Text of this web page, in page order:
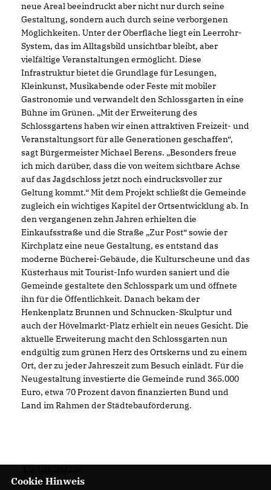
neue Areal beeindruckt aber nicht nur durch seine
Gestaltung, sondern auch durch seine verborgenen
Möglichkeiten. Unter der Oberfläche liegt ein Leerrohr-
System, das im Alltagsbild unsichtbar bleibt, aber
vielfältige Veranstaltungen ermöglicht. Diese
Infrastruktur bietet die Grundlage für Lesungen,
Kleinkunst, Musikabende oder Feste mit mobiler
Gastronomie und verwandelt den Schlossgarten in eine
Bühne im Grünen. „Mit der Erweiterung des
Schlossgartens haben wir einen attraktiven Freizeit- und
Veranstaltungsort für alle Generationen geschaffen“,
sagt Bürgermeister Michael Berens. „Besonders freue
ich mich darüber, dass die von weitem sichtbare Achse
auf das Jagdschloss jetzt noch eindrucksvoller zur
Geltung kommt.“ Mit dem Projekt schließt die Gemeinde
zugleich ein wichtiges Kapitel der Ortsentwicklung ab. In
den vergangenen zehn Jahren erhielten die
Einkaufsstraße und die Straße „Zur Post“ sowie der
Kirchplatz eine neue Gestaltung, es entstand das
moderne Bücherei-Gebäude, die Kulturscheune und das
Küsterhaus mit Tourist-Info wurden saniert und die
Gemeinde gestaltete den Schlosspark um und öffnete
ihn für die Öffentlichkeit. Danach bekam der
Henkenplatz Brunnen und Schnucken-Skulptur und
auch der Hövelmarkt-Platz erhielt ein neues Gesicht. Die
aktuelle Erweiterung macht den Schlossgarten nun
endgültig zum grünen Herz des Ortskerns und zu einem
Ort, der zu jeder Jahreszeit zum Besuch einlädt. Für die
Neugestaltung investierte die Gemeinde rund 365.000
Euro, etwa 70 Prozent davon finanzierten Bund und
Land im Rahmen der Städtebauförderung.
15.08.2025
Cookie Hinweis